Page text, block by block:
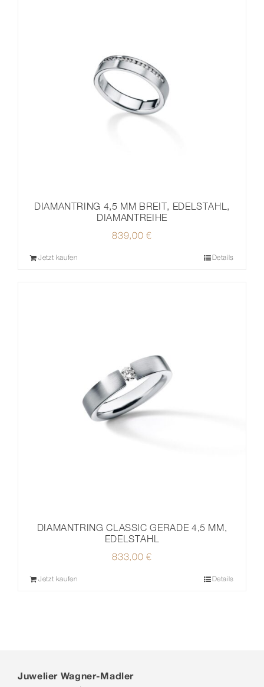
DIAMANTRING 4,5 MM BREIT, EDELSTAHL,
DIAMANTREIHE
839,00 €
Jetzt kaufen Details
DIAMANTRING CLASSIC GERADE 4,5 MM,
EDELSTAHL
833,00 €
Jetzt kaufen Details
Juwelier Wagner-Madler